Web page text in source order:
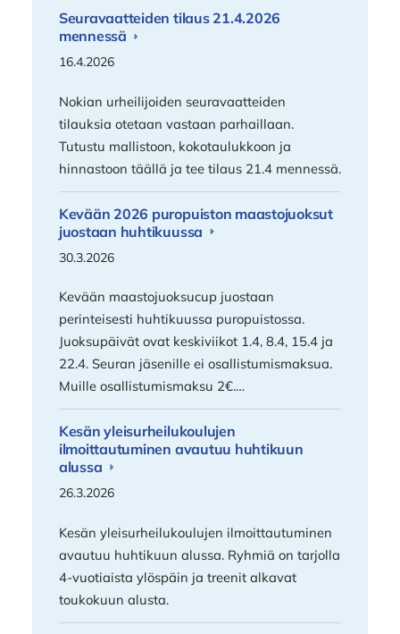
Seuravaatteiden tilaus 21.4.2026
mennessä
16.4.2026
Nokian urheilijoiden seuravaatteiden
tilauksia otetaan vastaan parhaillaan.
Tutustu mallistoon, kokotaulukkoon ja
hinnastoon täällä ja tee tilaus 21.4 mennessä.
Kevään 2026 puropuiston maastojuoksut
juostaan huhtikuussa
30.3.2026
Kevään maastojuoksucup juostaan
perinteisesti huhtikuussa puropuistossa.
Juoksupäivät ovat keskiviikot 1.4, 8.4, 15.4 ja
22.4. Seuran jäsenille ei osallistumismaksua.
Muille osallistumismaksu 2€.…
Kesän yleisurheilukoulujen
ilmoittautuminen avautuu huhtikuun
alussa
26.3.2026
Kesän yleisurheilukoulujen ilmoittautuminen
avautuu huhtikuun alussa. Ryhmiä on tarjolla
4-vuotiaista ylöspäin ja treenit alkavat
toukokuun alusta.